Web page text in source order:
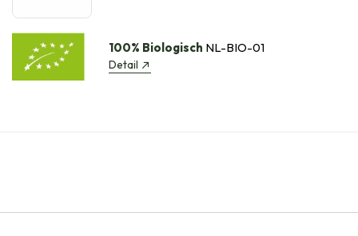
100% Biologisch NL-BIO-01
Detail